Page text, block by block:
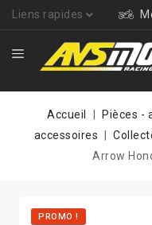
Liens rapides
Accueil Pièces -
accessoires
Arrow
PROMO !